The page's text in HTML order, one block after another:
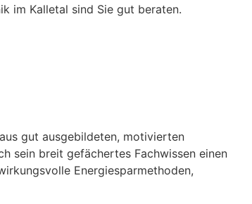
im Kalletal sind Sie gut beraten.
gut ausgebildeten, motivierten
sein breit gefächertes Fachwissen einen
Energiesparmethoden,